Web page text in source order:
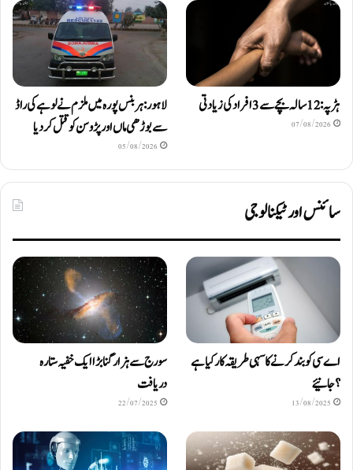
ہڑپہ: 12 سالہ بچے سے 3 افراد کی زیادتی
07/08/2026
لاہور: ہربنس پورہ میں ملزم نے لوہے کی راڈ
سے بوڑھی ماں اور پڑوسن کو قتل کر دیا
05/08/2026
سائنس اور ٹیکنالوجی
اے سی کو بند کرنے کا سہی طریقہ کار کیا ہے
؟ جانیئے
13/08/2025
سورج سے ہزار گنا بڑا ایک خفیہ ستارہ
دریافت
22/07/2025